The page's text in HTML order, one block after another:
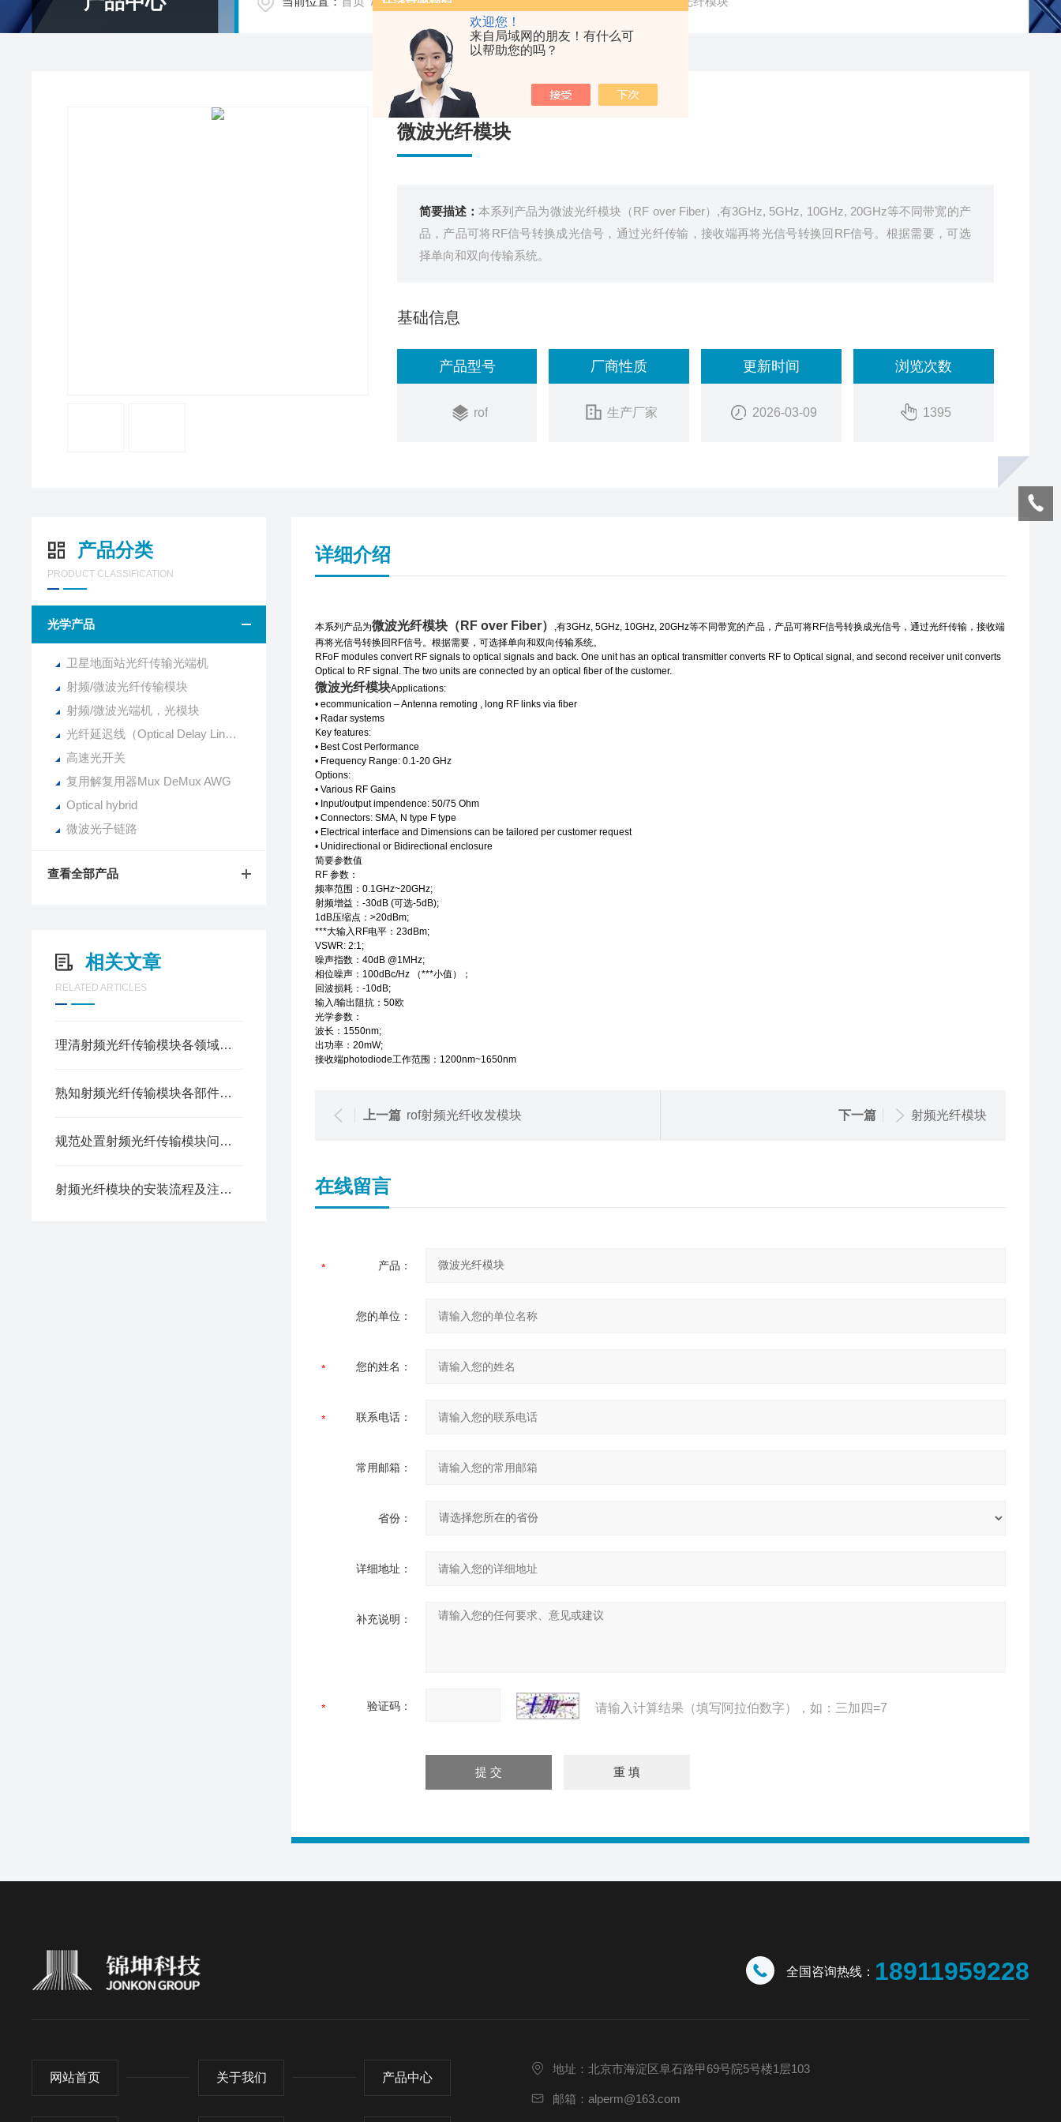
欢迎您！
来自局域网的朋友！有什么可
以帮助您的吗？
微波光纤模块
简要描述： 本系列产品为微波光纤模块（RF over Fiber）,有3GHz, 5GHz, 10GHz, 20GHz等不同带宽的产
品，产品可将RF信号转换成光信号，通过光纤传输，接收端再将光信号转换回RF信号。根据需要，可选
择单向和双向传输系统。
基础信息
产品型号
rof
厂商性质
生产厂家
更新时间
2026-03-09
浏览次数
1395
产品分类
PRODUCT CLASSIFICATION
光学产品
卫星地面站光纤传输光端机
射频/微波光纤传输模块
射频/微波光端机，光模块
光纤延迟线（Optical Delay Line）
高速光开关
复用解复用器Mux DeMux AWG
Optical hybrid
微波光子链路
查看全部产品
相关文章
RELATED ARTICLES
理清射频光纤传输模块各领域落地场景匹配不同行业信号传输建设需求
熟知射频光纤传输模块各部件结构与作用保障信号传输的稳定性
规范处置射频光纤传输模块问题是保障系统性能的关键
射频光纤模块的安装流程及注意事项
详细介绍
本系列产品为微波光纤模块（RF over Fiber）
,有3GHz, 5GHz, 10GHz, 20GHz等不同带宽的产品，产品可将RF信号转换成光信号，通过光纤传输，接收端
再将光信号转换回RF信号。根据需要，可选择单向和双向传输系统。
RFoF modules convert RF signals to optical signals and back. One unit has an optical transmitter converts RF to Optical signal, and second receiver unit converts
Optical to RF signal. The two units are connected by an optical fiber of the customer.
微波光纤模块Applications:
• ecommunication – Antenna remoting , long RF links via fiber
• Radar systems
Key features:
• Best Cost Performance
• Frequency Range: 0.1-20 GHz
Options:
• Various RF Gains
• Input/output impendence: 50/75 Ohm
• Connectors: SMA, N type F type
• Electrical interface and Dimensions can be tailored per customer request
• Unidirectional or Bidirectional enclosure
简要参数值
RF 参数：
频率范围：0.1GHz~20GHz;
射频增益：-30dB (可选-5dB);
1dB压缩点：>20dBm;
***大输入RF电平：23dBm;
VSWR: 2:1;
噪声指数：40dB @1MHz;
相位噪声：100dBc/Hz （***小值）；
回波损耗：-10dB;
输入/输出阻抗：50欧
光学参数：
波长：1550nm;
出功率：20mW;
接收端photodiode工作范围：1200nm~1650nm
上一篇 rof射频光纤收发模块 下一篇 射频光纤模块
在线留言
产品：
您的单位：
您的姓名：
联系电话：
常用邮箱：
省份：
详细地址：
补充说明：
验证码： 请输入计算结果（填写阿拉伯数字），如：三加四=7
全国咨询热线： 18911959228
网站首页 关于我们 产品中心
地址：北京市海淀区阜石路甲69号院5号楼1层103
邮箱：alperm@163.com